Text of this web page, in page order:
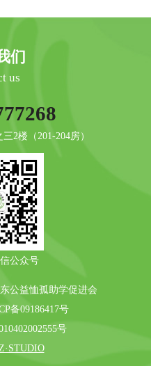
们
us
2楼（201-204房）
公众号
公益恤孤助学促进会
备09186417号
号